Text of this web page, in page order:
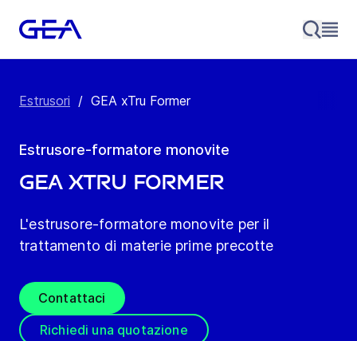
Estrusori / GEA xTru Former
Estrusore-formatore monovite
GEA xTru Former
L'estrusore-formatore monovite per il
trattamento di materie prime precotte
Contattaci
Richiedi una quotazione